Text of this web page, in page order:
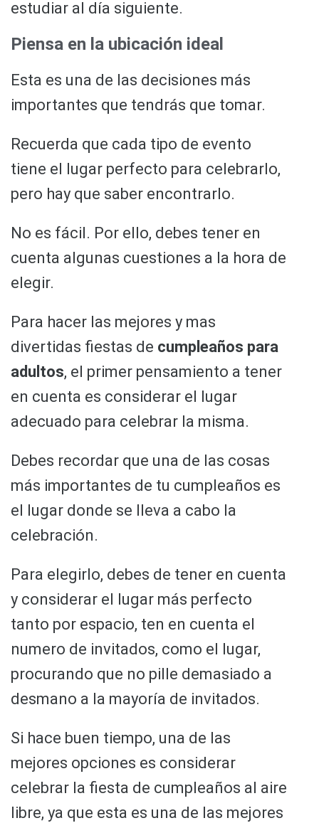
estudiar al día siguiente.
Piensa en la ubicación ideal
Esta es una de las decisiones más
importantes que tendrás que tomar.
Recuerda que cada tipo de evento
tiene el lugar perfecto para celebrarlo,
pero hay que saber encontrarlo.
No es fácil. Por ello, debes tener en
cuenta algunas cuestiones a la hora de
elegir.
Para hacer las mejores y mas
divertidas fiestas de cumpleaños para
adultos, el primer pensamiento a tener
en cuenta es considerar el lugar
adecuado para celebrar la misma.
Debes recordar que una de las cosas
más importantes de tu cumpleaños es
el lugar donde se lleva a cabo la
celebración.
Para elegirlo, debes de tener en cuenta
y considerar el lugar más perfecto
tanto por espacio, ten en cuenta el
numero de invitados, como el lugar,
procurando que no pille demasiado a
desmano a la mayoría de invitados.
Si hace buen tiempo, una de las
mejores opciones es considerar
celebrar la fiesta de cumpleaños al aire
libre, ya que esta es una de las mejores